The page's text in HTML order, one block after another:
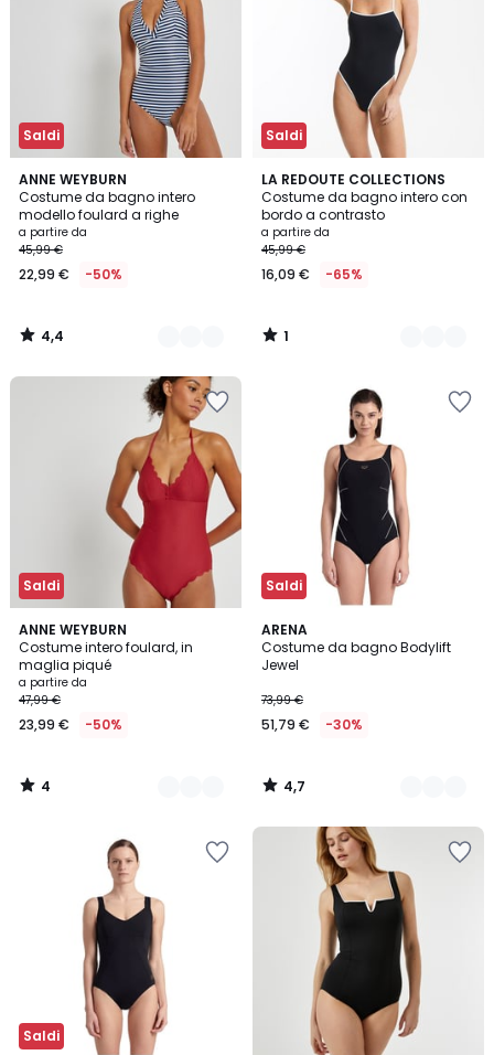
Saldi
ANNE WEYBURN
Costume da bagno intero
modello foulard a righe
a partire da
45,99 €
22,99 € -50%
4,4
/ 5
2
Colori
4,4
/
Saldi
LA REDOUTE COLLECTIONS
Costume da bagno intero con
bordo a contrasto
a partire da
45,99 €
16,09 € -65%
1
/
5
2
Colori
1
/
Saldi
ANNE WEYBURN
Costume intero foulard, in
maglia piqué
a partire da
47,99 €
23,99 € -50%
4
/
5
3
Colori
4
/
Saldi
ARENA
Costume da bagno Bodylift
Jewel
73,99 €
51,79 € -30%
4,7
/ 5
2
Colori
4,7
/
Saldi